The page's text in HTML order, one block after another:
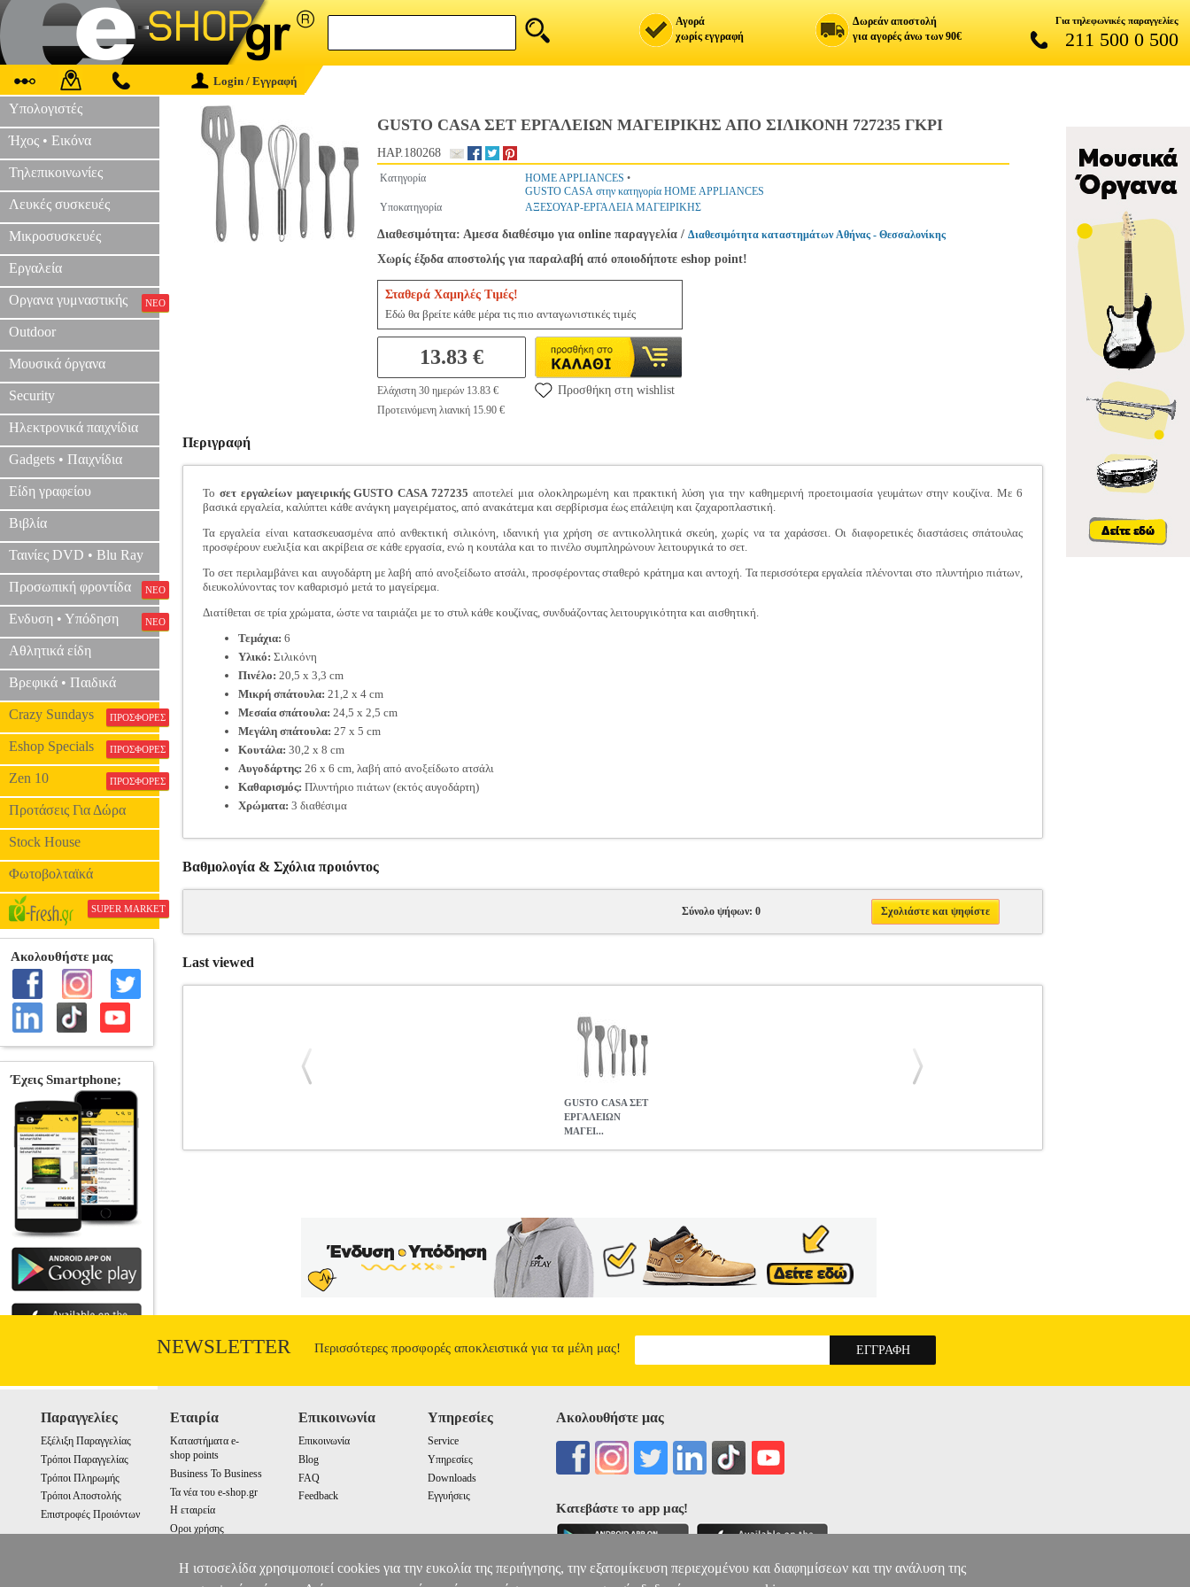
Αγορά
χωρίς εγγραφή
Δωρεάν αποστολή
για αγορές άνω των 90€
Για τηλεφωνικές παραγγελίες
211 500 0 500
Login / Εγγραφή
Υπολογιστές
Ήχος • Εικόνα
Τηλεπικοινωνίες
Λευκές συσκευές
Μικροσυσκευές
Εργαλεία
Οργανα γυμναστικής ΝΕΟ
Outdoor
Μουσικά όργανα
Security
Ηλεκτρονικά παιχνίδια
Gadgets • Παιχνίδια
Είδη γραφείου
Βιβλία
Ταινίες DVD • Blu Ray
Προσωπική φροντίδα ΝΕΟ
Ενδυση • Υπόδηση ΝΕΟ
Αθλητικά είδη
Βρεφικά • Παιδικά
Crazy Sundays ΠΡΟΣΦΟΡΕΣ
Eshop Specials ΠΡΟΣΦΟΡΕΣ
Zen 10 ΠΡΟΣΦΟΡΕΣ
Προτάσεις Για Δώρα
Stock House
Φωτοβολταϊκά
SUPER MARKET
GUSTO CASA ΣΕΤ ΕΡΓΑΛΕΙΩΝ ΜΑΓΕΙΡΙΚΗΣ ΑΠΟ ΣΙΛΙΚΟΝΗ 727235 ΓΚΡΙ
HAP.180268
Κατηγορία HOME APPLIANCES •
GUSTO CASA στην κατηγορία HOME APPLIANCES
Υποκατηγορία
ΑΞΕΣΟΥΑΡ-ΕΡΓΑΛΕΙΑ ΜΑΓΕΙΡΙΚΗΣ
Διαθεσιμότητα: Αμεσα διαθέσιμο για online παραγγελία / Διαθεσιμότητα καταστημάτων Αθήνας - Θεσσαλονίκης
Χωρίς έξοδα αποστολής για παραλαβή από οποιοδήποτε eshop point!
Σταθερά Χαμηλές Τιμές!
Εδώ θα βρείτε κάθε μέρα τις πιο ανταγωνιστικές τιμές
13.83 €
Ελάχιστη 30 ημερών 13.83 €
Προτεινόμενη λιανική 15.90 €
Προσθήκη στη wishlist
Περιγραφή
Το σετ εργαλείων μαγειρικής GUSTO CASA 727235 αποτελεί μια ολοκληρωμένη και πρακτική λύση για την καθημερινή προετοιμασία γευμάτων στην κουζίνα. Με 6
βασικά εργαλεία, καλύπτει κάθε ανάγκη μαγειρέματος, από ανακάτεμα και σερβίρισμα έως επάλειψη και ζαχαροπλαστική.
Τα εργαλεία είναι κατασκευασμένα από ανθεκτική σιλικόνη, ιδανική για χρήση σε αντικολλητικά σκεύη, χωρίς να τα χαράσσει. Οι διαφορετικές διαστάσεις σπάτουλας
προσφέρουν ευελιξία και ακρίβεια σε κάθε εργασία, ενώ η κουτάλα και το πινέλο συμπληρώνουν λειτουργικά το σετ.
Το σετ περιλαμβάνει και αυγοδάρτη με λαβή από ανοξείδωτο ατσάλι, προσφέροντας σταθερό κράτημα και αντοχή. Τα περισσότερα εργαλεία πλένονται στο πλυντήριο πιάτων,
διευκολύνοντας τον καθαρισμό μετά το μαγείρεμα.
Διατίθεται σε τρία χρώματα, ώστε να ταιριάζει με το στυλ κάθε κουζίνας, συνδυάζοντας λειτουργικότητα και αισθητική.
Τεμάχια: 6
Υλικό: Σιλικόνη
Πινέλο: 20,5 x 3,3 cm
Μικρή σπάτουλα: 21,2 x 4 cm
Μεσαία σπάτουλα: 24,5 x 2,5 cm
Μεγάλη σπάτουλα: 27 x 5 cm
Κουτάλα: 30,2 x 8 cm
Αυγοδάρτης: 26 x 6 cm, λαβή από ανοξείδωτο ατσάλι
Καθαρισμός: Πλυντήριο πιάτων (εκτός αυγοδάρτη)
Χρώματα: 3 διαθέσιμα
Βαθμολογία & Σχόλια προιόντος
Σύνολο ψήφων: 0 Σχολιάστε και ψηφίστε
Last viewed
GUSTO CASA ΣΕΤ
ΕΡΓΑΛΕΙΩΝ
ΜΑΓΕΙ...
για χρήση σε αντικολλητικά σκεύη, χωρίς να τα χαράσσει. Οι διαφορετικές διαστάσεις σπάτουλας προσφέρουν ευελιξία και ακρίβεια σε κάθε εργασία, ενώ η
κουτάλα και το πινέλο συμπληρώνουν λειτουργικά το σετ. Το σετ περιλαμβάνει και αυγοδάρτη με λαβή από ανοξείδωτο ατσάλι, προσφέροντας σταθερό
κράτημα και αντοχή. Τα περισσότερα εργαλεία πλένονται στο πλυντήριο πιάτων, διευκολύνοντας τον καθαρισμό μετά το μαγείρεμα. Διατίθεται σε τρία
χρώματα, ώστε να ταιριάζει με το στυλ κάθε κουζίνας, συνδυάζοντας λειτουργικότητα και αισθητική. • Τεμάχια: 6 • Υλικό: Σιλικόνη • Πινέλο: 20, 5 x 3, 3 cm •
Μικρή σπάτουλα: 21, 2 x 4 cm • Μεσαία σπάτουλα: 24, 5 x 2, 5 cm • Μεγάλη σπάτουλα: 27 x 5 cm • Κουτάλα: 30, 2 x 8 cm • Αυγοδάρτης: 26 x 6 cm, λαβή
από ανοξείδωτο ατσάλι • Καθαρισμός: Πλυντήριο πιάτων (εκτός αυγοδάρτη) • Χρώματα: 3 διαθέσιμα
ΣΙΛΙΚΟΝΗ 727235 ΓΚΡΙ
NEWSLETTER Περισσότερες προσφορές αποκλειστικά για τα μέλη μας!
Παραγγελίες
Εξέλιξη Παραγγελίας
Τρόποι Παραγγελίας
Τρόποι Πληρωμής
Τρόποι Αποστολής
Επιστροφές Προιόντων
Εταιρία
Καταστήματα e-
shop points
Business To Business
Τα νέα του e-shop.gr
Η εταιρεία
Οροι χρήσης
Επικοινωνία
Επικοινωνία
Blog
FAQ
Feedback
Υπηρεσίες
Service
Υπηρεσίες
Downloads
Εγγυήσεις
Ακολουθήστε μας
Κατεβάστε το app μας!
Η ιστοσελίδα χρησιμοποιεί cookies για την ευκολία της περιήγησης, την εξατομίκευση περιεχομένου και διαφημίσεων και την ανάλυση της